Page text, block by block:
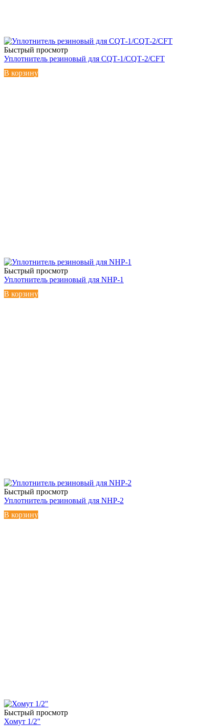
Быстрый просмотр
Уплотнитель резиновый для CQТ-1/CQТ-2/CFT
В корзину
Быстрый просмотр
Уплотнитель резиновый для NHP-1
В корзину
Быстрый просмотр
Уплотнитель резиновый для NHP-2
В корзину
Быстрый просмотр
Хомут 1/2"